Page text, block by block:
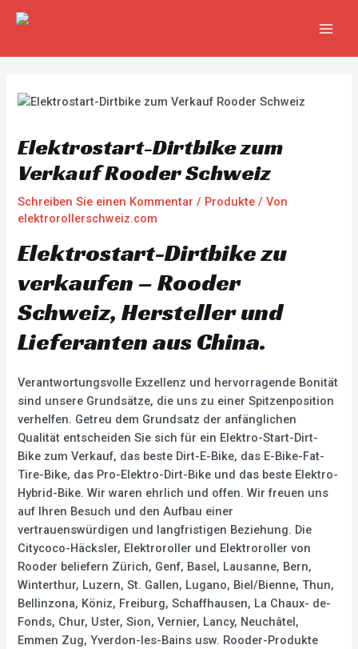
Inhalt
Elektrostart-Dirtbike zum
Verkauf Rooder Schweiz
Schreiben Sie einen Kommentar / Produkte / Von
elektrorollerschweiz.com
Elektrostart-Dirtbike zu
verkaufen – Rooder
Schweiz, Hersteller und
Lieferanten aus China.
Verantwortungsvolle Exzellenz und hervorragende Bonität
sind unsere Grundsätze, die uns zu einer Spitzenposition
verhelfen. Getreu dem Grundsatz der anfänglichen
Qualität entscheiden Sie sich für ein Elektro-Start-Dirt-
Bike zum Verkauf, das beste Dirt-E-Bike, das E-Bike-Fat-
Tire-Bike, das Pro-Elektro-Dirt-Bike und das beste Elektro-
Hybrid-Bike. Wir waren ehrlich und offen. Wir freuen uns
auf Ihren Besuch und den Aufbau einer
vertrauenswürdigen und langfristigen Beziehung. Die
Citycoco-Häcksler, Elektroroller und Elektroroller von
Rooder beliefern Zürich, Genf, Basel, Lausanne, Bern,
Winterthur, Luzern, St. Gallen, Lugano, Biel/Bienne, Thun,
Bellinzona, Köniz, Freiburg, Schaffhausen, La Chaux- de-
Fonds, Chur, Uster, Sion, Vernier, Lancy, Neuchâtel,
Emmen Zug, Yverdon-les-Bains usw. Rooder-Produkte